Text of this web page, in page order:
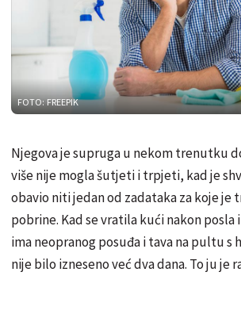
FOTO: FREEPIK
Njegova je supruga u nekom trenutku
više nije mogla šutjeti i trpjeti, kad je
obavio niti jedan od zadataka za koje je
pobrine. Kad se vratila kući nakon
ima neopranog posuđa i tava na pultu s
nije bilo izneseno već dva dana. To ju je